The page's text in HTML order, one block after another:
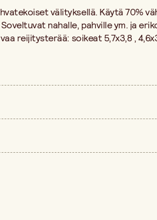
välityksellä. Käytä 70%
nahalle, pahville ym. ja
reijitysterää: soikeat 5,7x3,8 ,